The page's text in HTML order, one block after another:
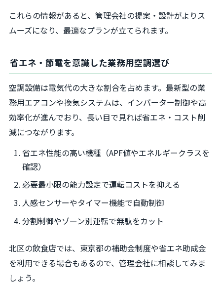
これらの情報があると、管理会社の提案・設計がよりス
ムーズになり、最適なプランが立てられます。
省エネ・節電を意識した業務用空調選び
空調設備は電気代の大きな割合を占めます。最新型の業
務用エアコンや換気システムは、インバーター制御や高
効率化が進んでおり、長い目で見れば省エネ・コスト削
減につながります。
省エネ性能の高い機種（APF値やエネルギークラスを
確認）
必要最小限の能力設定で運転コストを抑える
人感センサーやタイマー機能で自動制御
分割制御やゾーン別運転で無駄をカット
北区の飲食店では、東京都の補助金制度や省エネ助成金
を利用できる場合もあるので、管理会社に相談してみま
しょう。